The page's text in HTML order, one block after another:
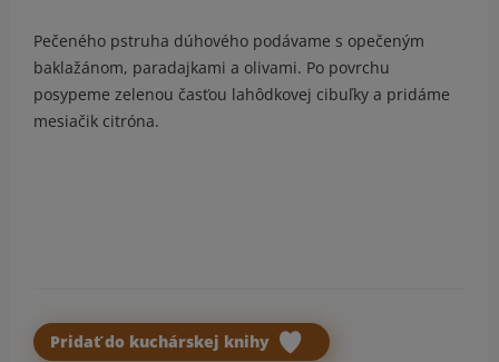
Pečeného pstruha dúhového podávame s opečeným
baklažánom, paradajkami a olivami. Po povrchu
posypeme zelenou časťou lahôdkovej cibuľky a pridáme
mesiačik citróna.
Pridať do kuchárskej knihy